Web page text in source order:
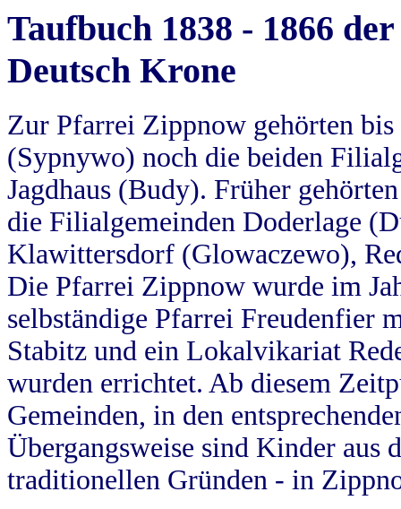
Taufbuch 1838 - 1866
Deutsch Krone
Zur Pfarrei Zippnow gehörten
(Sypnywo) noch die beiden
Jagdhaus (Budy). Früher
die Filialgemeinden Doderlage
Klawittersdorf (Glowaczewo),
Die Pfarrei Zippnow wurde im
selbständige Pfarrei Freudenfier
Stabitz und ein Lokalvikariat
wurden errichtet. Ab diesem
Gemeinden, in den
Übergangsweise sind Kinder aus
traditionellen Gründen - in